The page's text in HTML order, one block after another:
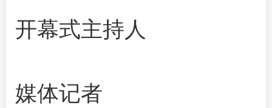
开幕式主持人
媒体记者